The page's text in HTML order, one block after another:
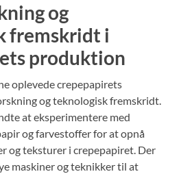
og
fremskridt i
produktion
oplevede crepepapirets
og teknologisk fremskridt.
at eksperimentere med
og farvestoffer for at opnå
og teksturer i crepepapiret. Der
maskiner og teknikker til at